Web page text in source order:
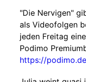
"Die Nervigen"
als Videofolgen
jeden Freitag
Podimo
https://